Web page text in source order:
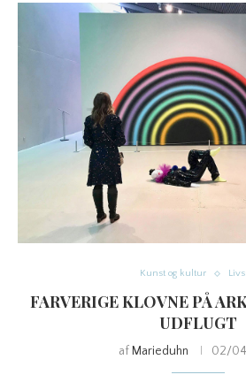
Kunst og kultur
FARVERIGE KLOVNE PÅ
UDFLUGT
af Marieduhn 02/